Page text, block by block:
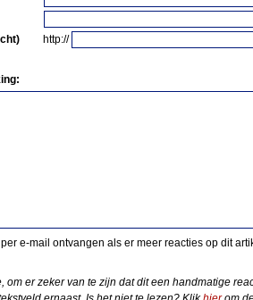
http://
per e-mail ontvangen als er meer reacties op dit
om er zeker van te zijn dat dit een handmatige